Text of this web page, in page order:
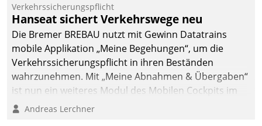
Verkehrssicherungspflicht
Hanseat sichert Verkehrswege neu
Die Bremer BREBAU nutzt mit Gewinn Datatrains
mobile Applikation „Meine Begehungen“, um die
Verkehrssicherungspflicht in ihren Beständen
wahrzunehmen. Mit „Meine Abnahmen & Übergaben“
ist nun ein weiteres Modul des Mobilen Cockpits im
Einsatz.
Andreas Lerchner